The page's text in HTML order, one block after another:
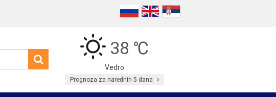
38 ℃
Vedro
Prognoza za narednih 5 dana